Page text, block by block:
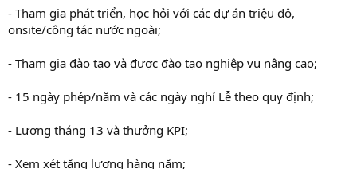
- Tham gia phát triển, học hỏi với các dự án triệu đô,
onsite/công tác nước ngoài;
- Tham gia đào tạo và được đào tạo nghiệp vụ nâng cao;
- 15 ngày phép/năm và các ngày nghỉ Lễ theo quy định;
- Lương tháng 13 và thưởng KPI;
- Xem xét tăng lương hàng năm;